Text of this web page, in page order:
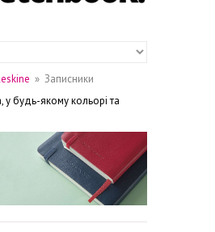
» Записники
у будь-якому кольорі та